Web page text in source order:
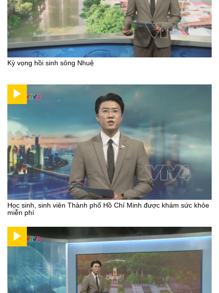
Kỳ vọng hồi sinh sông Nhuệ
Học sinh, sinh viên Thành phố Hồ Chí Minh được khám sức khỏe
miễn phí